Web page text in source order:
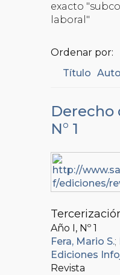
exacto
laboral"
Ordenar por:
Título
Derecho
N° 1
Año I, Nº 1
Fera, Mario S.;
Ediciones
Revista